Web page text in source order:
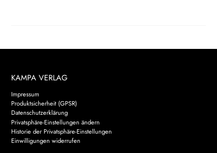
NEWSLETTER
WEITERE VERLAGE
Search:
KAMPA VERLAG
Impressum
Produktsicherheit (GPSR)
Datenschutzerklärung
Privatsphäre-Einstellungen ändern
Historie der Privatsphäre-Einstellungen
Einwilligungen widerrufen